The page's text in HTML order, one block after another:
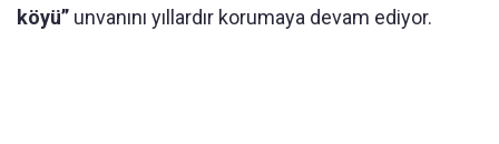
köyü” unvanını yıllardır korumaya devam ediyor.